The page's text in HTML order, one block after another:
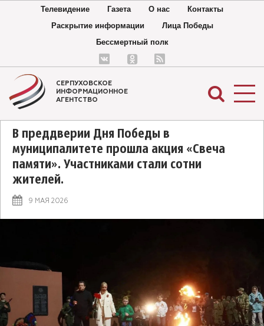
Телевидение Газета О нас
Контакты
Раскрытие информации
Лица Победы
Бессмертный полк
СЕРПУХОВСКОЕ
ИНФОРМАЦИОННОЕ
АГЕНТСТВО
В преддверии Дня Победы в
муниципалитете прошла акция «Свеча
памяти». Участниками стали сотни
жителей.
9 МАЯ 2026